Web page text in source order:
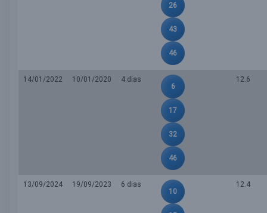
26
43
46
14/01/2022 10/01/2020
4 dias
6
17
32
46
12.6
13/09/2024 19/09/2023
6 dias
10
12.4